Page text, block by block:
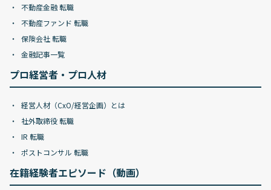
不動産金融 転職
不動産ファンド 転職
保険会社 転職
金融記事一覧
プロ経営者・プロ人材
経営人材（CxO/経営企画）とは
社外取締役 転職
IR 転職
ポストコンサル 転職
在籍経験者エピソード（動画）